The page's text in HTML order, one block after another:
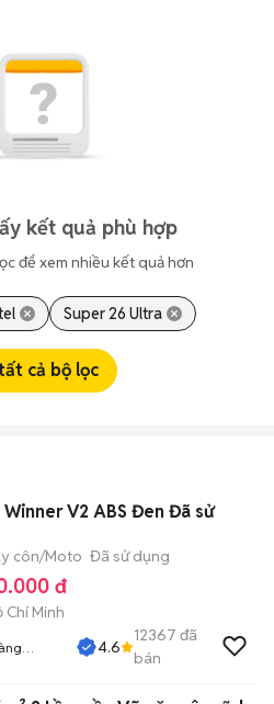
kết quả phù hợp
để xem nhiều kết quả hơn
Super 26 Ultra
cả bộ lọc
V2 ABS Đen Đã sử
côn/Moto Đã sử dụng
đ
Chí Minh
4.6
12367 đã
bán